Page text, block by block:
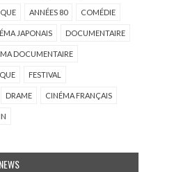
ANNÉES 80 COMÉDIE
JAPONAIS DOCUMENTAIRE
DOCUMENTAIRE
FESTIVAL
DRAME CINÉMA FRANÇAIS